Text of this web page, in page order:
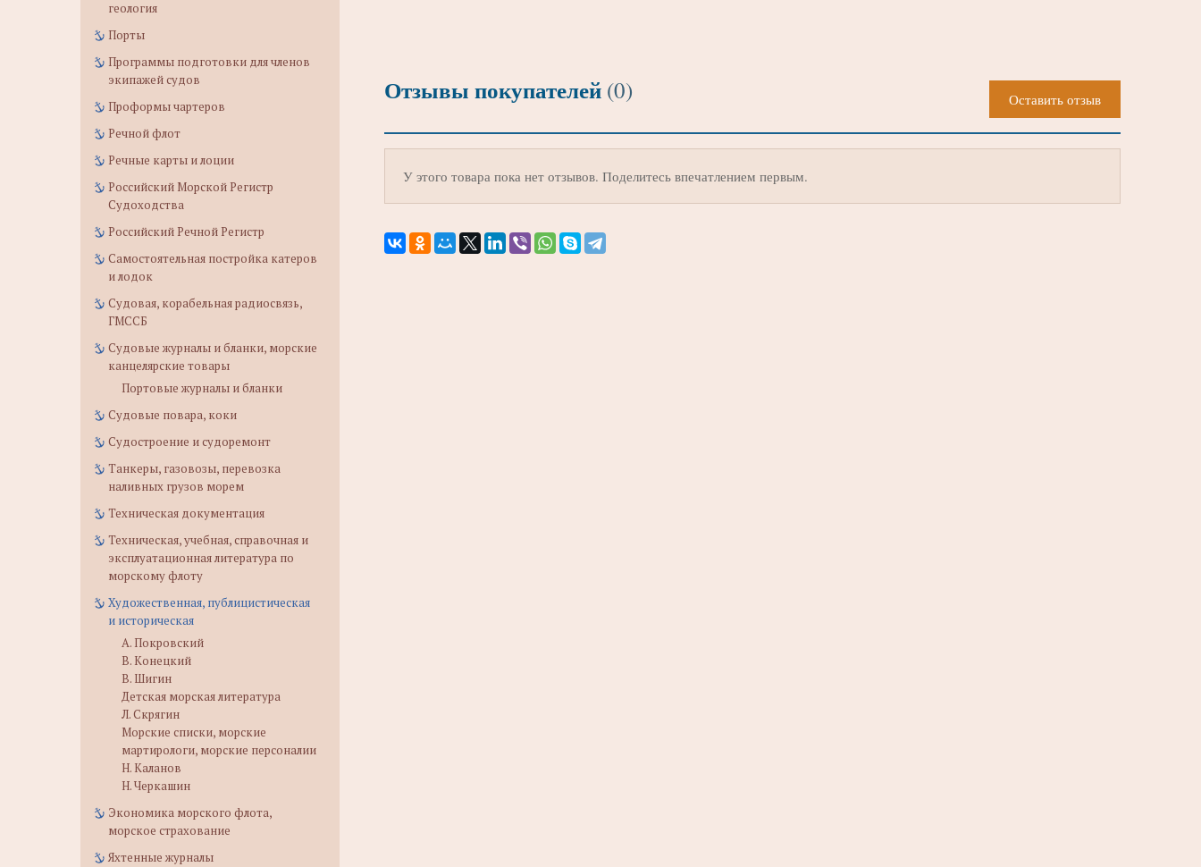
геология
Порты
Программы подготовки для членов
экипажей судов
Проформы чартеров
Речной флот
Речные карты и лоции
Российский Морской Регистр
Судоходства
Российский Речной Регистр
Самостоятельная постройка катеров
и лодок
Судовая, корабельная радиосвязь,
ГМССБ
Судовые журналы и бланки, морские
канцелярские товары
Портовые журналы и бланки
Судовые повара, коки
Судостроение и судоремонт
Танкеры, газовозы, перевозка
наливных грузов морем
Техническая документация
Техническая, учебная, справочная и
эксплуатационная литература по
морскому флоту
Художественная, публицистическая
и историческая
А. Покровский
В. Конецкий
В. Шигин
Детская морская литература
Л. Скрягин
Морские списки, морские
мартирологи, морские персоналии
Н. Каланов
Н. Черкашин
Экономика морского флота,
морское страхование
Яхтенные журналы
Отзывы покупателей (0) Оставить отзыв
У этого товара пока нет отзывов. Поделитесь впечатлением первым.